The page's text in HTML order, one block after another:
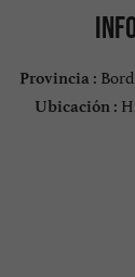
Provincia :
Ubicación :